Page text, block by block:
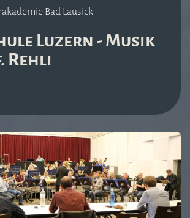
Bad Lausick
Luzern - Musik
Rehli